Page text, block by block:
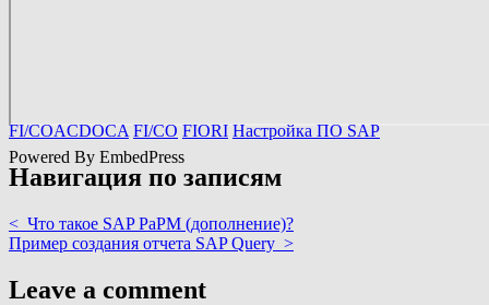
Powered By EmbedPress
FI/COACDOCA FI/CO FIORI Настройка ПО SAP
Навигация по записям
< Что такое SAP PaPM (дополнение)?
Пример создания отчета SAP Query >
Leave a comment